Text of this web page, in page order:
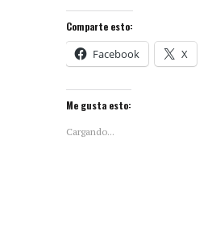
Comparte esto:
Facebook X
Me gusta esto:
Cargando...